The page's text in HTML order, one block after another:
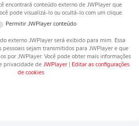
encontrará conteúdo externo de JWPlayerque
pode visualizá-lo ou ocultá-lo com um clique.
Permitir JWPlayerconteúdo
externo JWPlayerserá exibido para mim. Essa
pessoais sejam transmitidos para JWPlayere que
por JWPlayer. Você pode obter mais informações
privacidade de JWPlayer
Editar as configurações
de cookies